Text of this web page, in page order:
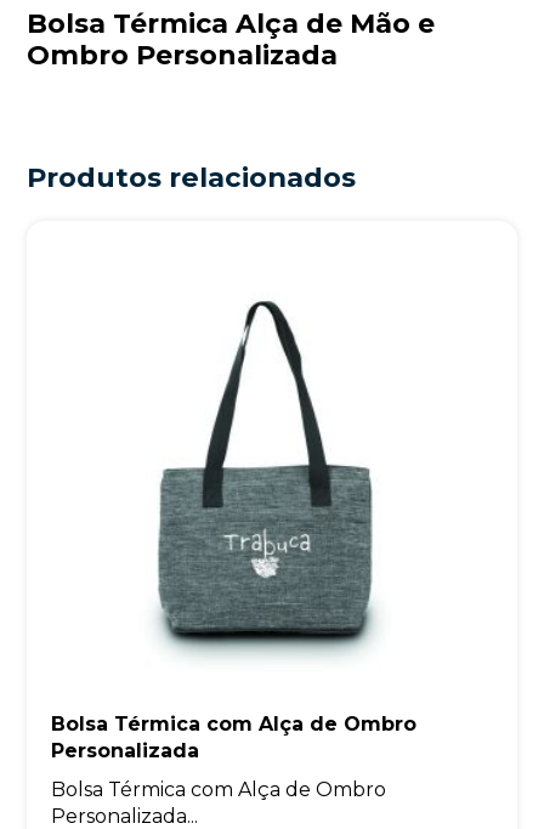
Bolsa Térmica Alça de Mão e
Ombro Personalizada
Produtos relacionados
Bolsa Térmica com Alça de Ombro
Personalizada
Bolsa Térmica com Alça de Ombro
Personalizada...